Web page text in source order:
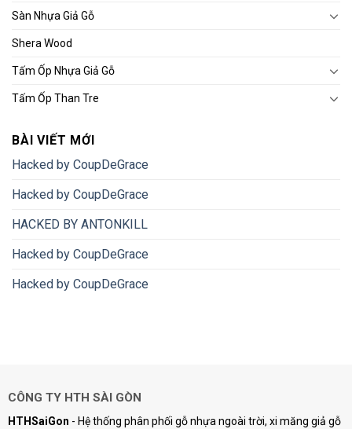
Sàn Nhựa Giả Gỗ
Shera Wood
Tấm Ốp Nhựa Giả Gỗ
Tấm Ốp Than Tre
BÀI VIẾT MỚI
Hacked by CoupDeGrace
Hacked by CoupDeGrace
HACKED BY ANTONKILL
Hacked by CoupDeGrace
Hacked by CoupDeGrace
CÔNG TY HTH SÀI GÒN
HTHSaiGon - Hệ thống phân phối gỗ nhựa ngoài trời, xi măng giả gỗ